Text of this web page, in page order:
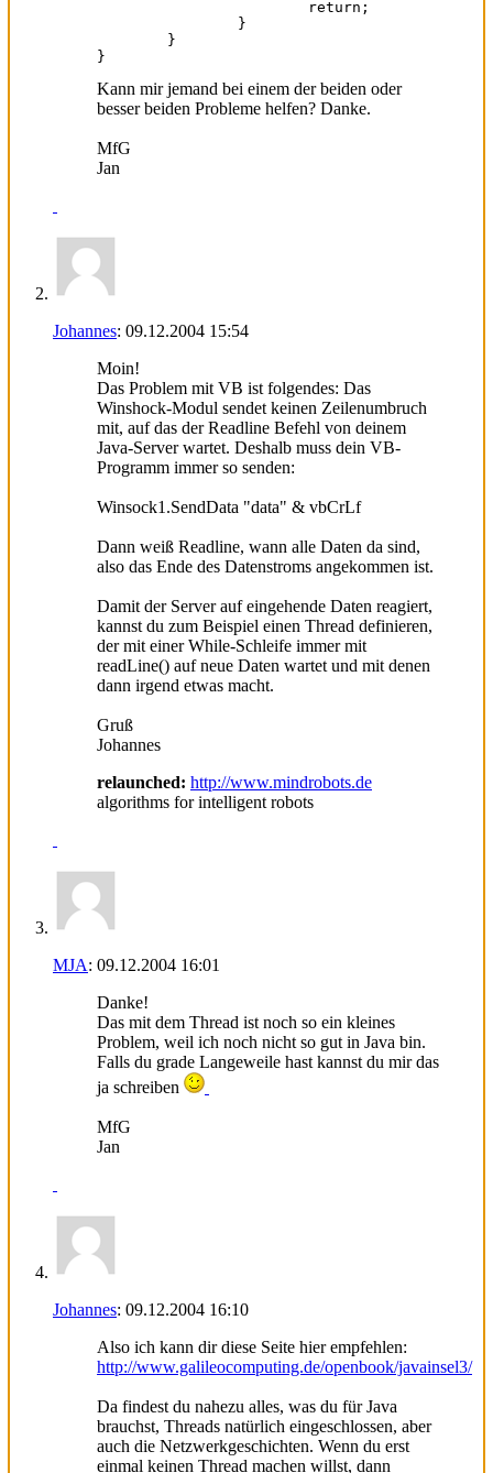
}
Kann mir jemand bei einem der beiden oder
besser beiden Probleme helfen? Danke.
MfG
Jan
Johannes: 09.12.2004 15:54
Moin!
Das Problem mit VB ist folgendes: Das
Winshock-Modul sendet keinen Zeilenumbruch
mit, auf das der Readline Befehl von deinem
Java-Server wartet. Deshalb muss dein VB-
Programm immer so senden:
Winsock1.SendData "data" & vbCrLf
Dann weiß Readline, wann alle Daten da sind,
also das Ende des Datenstroms angekommen ist.
Damit der Server auf eingehende Daten reagiert,
kannst du zum Beispiel einen Thread definieren,
der mit einer While-Schleife immer mit
readLine() auf neue Daten wartet und mit denen
dann irgend etwas macht.
Gruß
Johannes
relaunched: http://www.mindrobots.de
algorithms for intelligent robots
MJA: 09.12.2004 16:01
Danke!
Das mit dem Thread ist noch so ein kleines
Problem, weil ich noch nicht so gut in Java bin.
Falls du grade Langeweile hast kannst du mir das
ja schreiben
MfG
Jan
Johannes: 09.12.2004 16:10
Also ich kann dir diese Seite hier empfehlen:
http://www.galileocomputing.de/openbook/javainsel3/
Da findest du nahezu alles, was du für Java
brauchst, Threads natürlich eingeschlossen, aber
auch die Netzwerkgeschichten. Wenn du erst
einmal keinen Thread machen willst, dann